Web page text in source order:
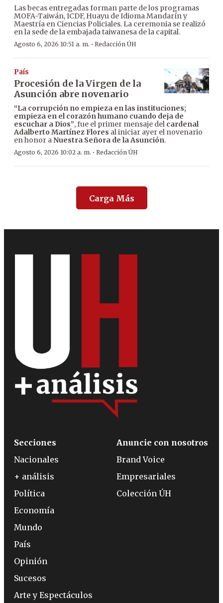
Las becas entregadas forman parte de los programas
MOFA-Taiwán, ICDF, Huayu de Idioma Mandarín y
Maestría en Ciencias Policiales. La ceremonia se realizó
en la sede de la embajada taiwanesa de la capital.
Agosto 6, 2026 10:51 a. m. · Redacción ÚH
País
Procesión de la Virgen de la
Asunción abre novenario
“La corrupción no empieza en las instituciones;
empieza en el corazón humano cuando deja de
escuchar a Dios”, fue el primer mensaje del cardenal
Adalberto Martínez Flores al iniciar ayer el novenario
en honor aNuestra Señora de la Asunción.
Agosto 6, 2026 10:02 a. m. · Redacción ÚH
Carga Más
Secciones
Nacionales
+ análisis
Política
Economía
Mundo
País
Opinión
Sucesos
Arte y Espectáculos
Anuncie con nosotros
Brand Voice
Empresariales
Colección ÚH